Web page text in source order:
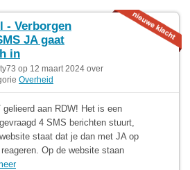
- Verborgen
JA gaat
in
op 12 maart 2024 over
Overheid
aan RDW! Het is een
4 SMS berichten stuurt,
staat dat je dan met JA op
Op de website staan